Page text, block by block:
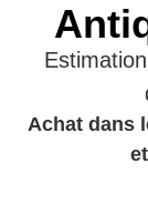
Achat dans